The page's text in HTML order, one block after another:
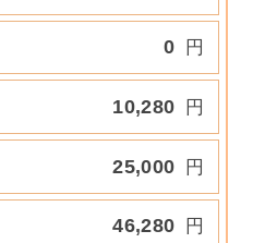
0 円
10,280 円
25,000 円
46,280 円